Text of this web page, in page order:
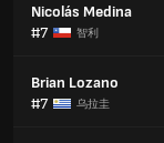
Nicolás Medina
#7
智利
Brian Lozano
#7
乌拉圭